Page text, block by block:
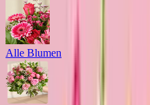
Alle Blumen